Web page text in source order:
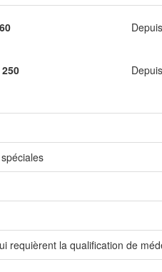
requièrent la qualification de